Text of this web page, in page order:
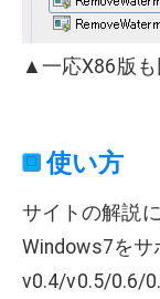
▲一応X86版も
使い方
サイトの解説
Windows7をサ
v0.4/v0.5/0.6/